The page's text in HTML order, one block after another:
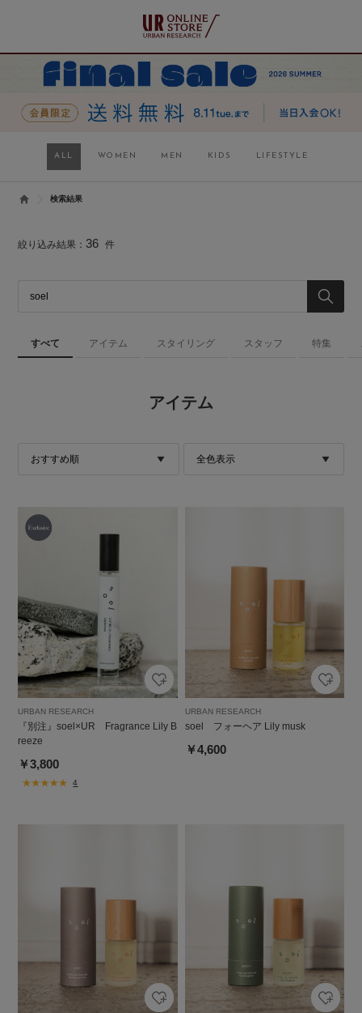
ALL WOMEN MEN KIDS LIFESTYLE
検索結果
絞り込み結果：36 件
すべて アイテム スタイリング スタッフ 特集
アイテム
URBAN RESEARCH
『別注』soel×UR Fragrance Lily B
reeze
￥3,800
4
URBAN RESEARCH
soel フォーヘア Lily musk
￥4,600